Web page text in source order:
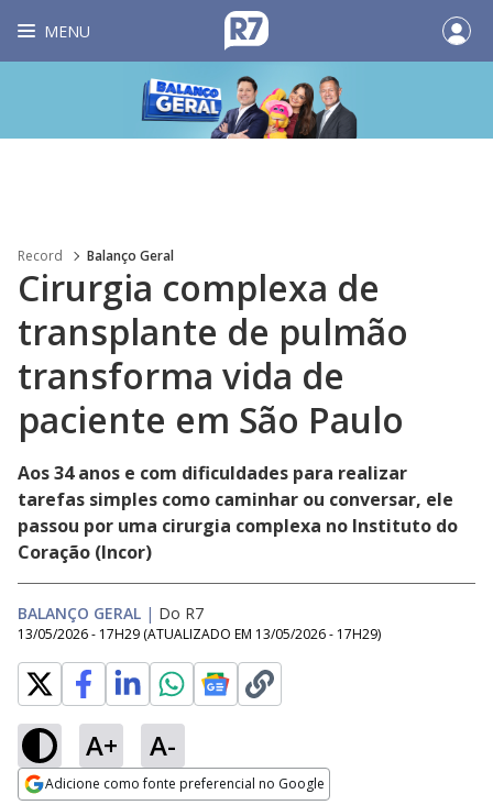
MENU
Record Balanço Geral
Cirurgia complexa de
transplante de pulmão
transforma vida de
paciente em São Paulo
Aos 34 anos e com dificuldades para realizar
tarefas simples como caminhar ou conversar, ele
passou por uma cirurgia complexa no Instituto do
Coração (Incor)
BALANÇO GERAL | Do R7
13/05/2026 - 17H29 (ATUALIZADO EM 13/05/2026 - 17H29)
A+ A-
Adicione como fonte preferencial no Google
Ativar
Loaded
27.79%